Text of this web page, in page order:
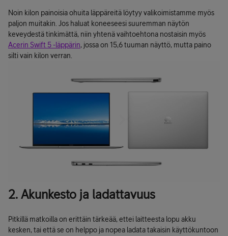
Noin kilon painoisia ohuita läppäreitä löytyy valikoimistamme myös
paljon muitakin. Jos haluat koneeseesi suuremman näytön
keveydestä tinkimättä, niin yhtenä vaihtoehtona nostaisin myös
Acerin Swift 5 -läppärin, jossa on 15,6 tuuman näyttö, mutta paino
silti vain kilon verran.
2. Akunkesto ja ladattavuus
Pitkillä matkoilla on erittäin tärkeää, ettei laitteesta lopu akku
kesken, tai että se on helppo ja nopea ladata takaisin käyttökuntoon